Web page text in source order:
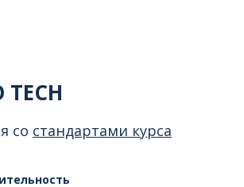
TECH
со стандартами курса